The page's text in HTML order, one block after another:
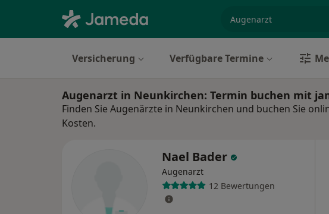
Versicherung Verfügbare Termine
Augenarzt in Neunkirchen: Termin buchen mit
Finden Sie Augenärzte in Neunkirchen und buchen Sie
Kosten.
Nael Bader
Augenarzt
12 Bewertungen